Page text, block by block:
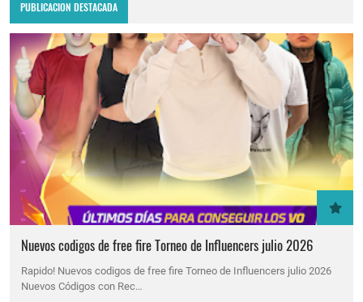
PUBLICACION DESTACADA
Nuevos codigos de free fire Torneo de Influencers julio 2026
Rapido! Nuevos codigos de free fire Torneo de Influencers julio 2026
Nuevos Códigos con Rec…